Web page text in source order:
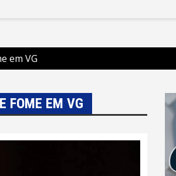
em VG
FOME EM VG